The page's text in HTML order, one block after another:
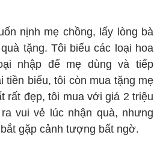
nịnh mẹ chồng, lấy lòng bà
tặng. Tôi biếu các loại hoa
nhập để mẹ dùng và tiếp
tiền biếu, tôi còn mua tặng mẹ
rất đẹp, tôi mua với giá 2 triệu
vui vẻ lúc nhận quà, nhưng
gặp cảnh tượng bất ngờ.